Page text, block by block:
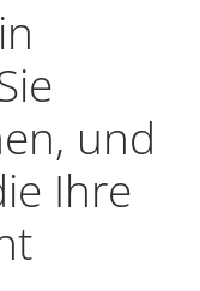
und
Ihre